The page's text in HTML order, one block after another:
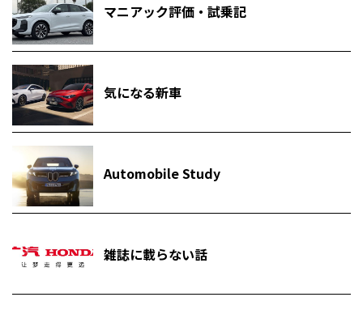
マニアック評価・試乗記
気になる新車
Automobile Study
雑誌に載らない話